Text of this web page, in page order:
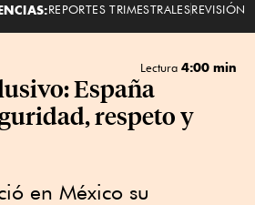
REPORTES TRIMESTRALESREVISIÓN
Lectura 4:00 min
España
respeto y
en México su